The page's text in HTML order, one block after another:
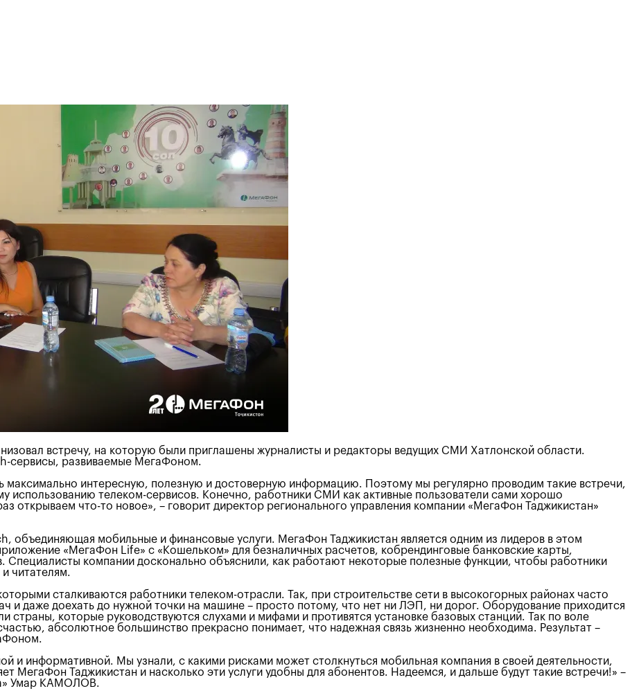
встречу, на которую были приглашены журналисты и редакторы ведущих СМИ Хатлонской области.
сервисы, развиваемые МегаФоном.
максимально интересную, полезную и достоверную информацию. Поэтому мы регулярно проводим такие встречи,
использованию телеком-сервисов. Конечно, работники СМИ как активные пользователи сами хорошо
открываем что-то новое», – говорит директор регионального управления компании «МегаФон Таджикистан»
объединяющая мобильные и финансовые услуги. МегаФон Таджикистан является одним из лидеров в этом
«МегаФон Life» с «Кошельком» для безналичных расчетов, кобрендинговые банковские карты,
Специалисты компании досконально объяснили, как работают некоторые полезные функции, чтобы работники
читателям.
сталкиваются работники телеком-отрасли. Так, при строительстве сети в высокогорных районах часто
и даже доехать до нужной точки на машине – просто потому, что нет ни ЛЭП, ни дорог. Оборудование приходится
страны, которые руководствуются слухами и мифами и противятся установке базовых станций. Так по воле
абсолютное большинство прекрасно понимает, что надежная связь жизненно необходима. Результат –
и информативной. Мы узнали, с какими рисками может столкнуться мобильная компания в своей деятельности,
МегаФон Таджикистан и насколько эти услуги удобны для абонентов. Надеемся, и дальше будут такие встречи!» –
Умар КАМОЛОВ.